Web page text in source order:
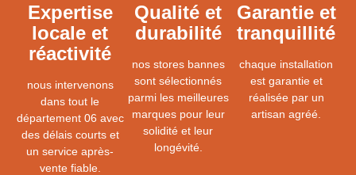
Expertise
locale et
réactivité
nous intervenons
dans tout le
département 06 avec
des délais courts et
un service après-
vente fiable.
Qualité et
durabilité
nos stores bannes
sont sélectionnés
parmi les meilleures
marques pour leur
solidité et leur
longévité.
Garantie et
tranquillité
chaque installation
est garantie et
réalisée par un
artisan agréé.